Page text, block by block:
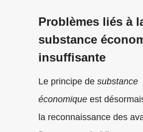
Problèmes liés à
substance
insuffisante
Le principe de substance
économiqueest
la reconnaissance des